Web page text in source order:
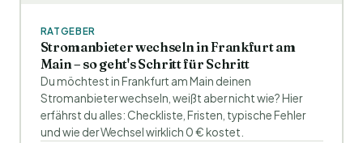
RATGEBER
Stromanbieter wechseln in Frankfurt am
Main – so geht's Schritt für Schritt
Du möchtest in Frankfurt am Main deinen
Stromanbieter wechseln, weißt aber nicht wie? Hier
erfährst du alles: Checkliste, Fristen, typische Fehler
und wie der Wechsel wirklich 0 € kostet.